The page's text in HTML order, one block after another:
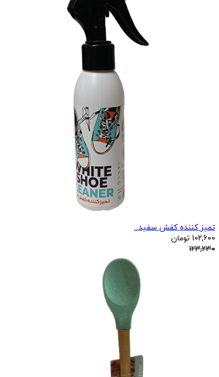
تمیز کننده کفش سفید...
102,600 تومان
123,230